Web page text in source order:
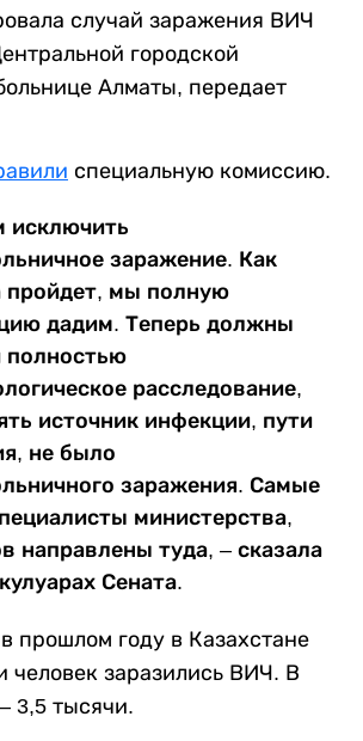
случай заражения ВИЧ
городской
Алматы, передает
специальную комиссию.
исключить
заражение. Как
пройдет, мы полную
дадим. Теперь должны
полностью
расследование,
источник инфекции, пути
не было
заражения. Самые
министерства,
направлены туда, – сказала
Сената.
прошлом году в Казахстане
человек заразились ВИЧ. В
3,5 тысячи.